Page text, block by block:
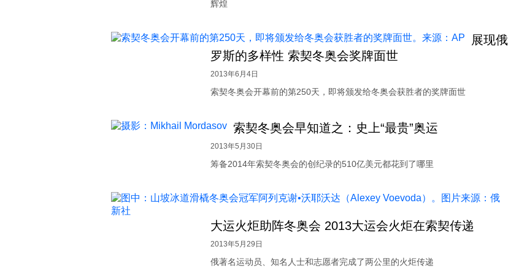
辉煌
展现俄
罗斯的多样性 索契冬奥会奖牌面世
2013年6月4日
索契冬奥会开幕前的第250天，即将颁发给冬奥会获胜者的奖牌面世
索契冬奥会早知道之：史上“最贵”奥运
2013年5月30日
筹备2014年索契冬奥会的创纪录的510亿美元都花到了哪里
大运火炬助阵冬奥会 2013大运会火炬在索契传递
2013年5月29日
俄著名运动员、知名人士和志愿者完成了两公里的火炬传递